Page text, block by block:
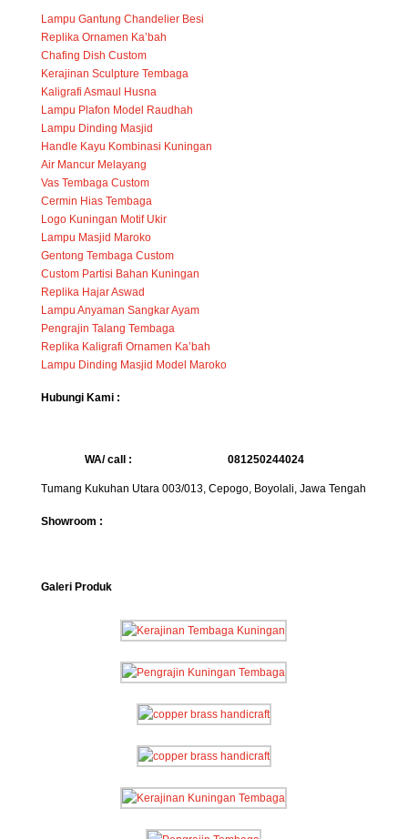
Lampu Gantung Chandelier Besi
Replika Ornamen Ka’bah
Chafing Dish Custom
Kerajinan Sculpture Tembaga
Kaligrafi Asmaul Husna
Lampu Plafon Model Raudhah
Lampu Dinding Masjid
Handle Kayu Kombinasi Kuningan
Air Mancur Melayang
Vas Tembaga Custom
Cermin Hias Tembaga
Logo Kuningan Motif Ukir
Lampu Masjid Maroko
Gentong Tembaga Custom
Custom Partisi Bahan Kuningan
Replika Hajar Aswad
Lampu Anyaman Sangkar Ayam
Pengrajin Talang Tembaga
Replika Kaligrafi Ornamen Ka’bah
Lampu Dinding Masjid Model Maroko
Hubungi Kami :
WA/ call : 081250244024
Tumang Kukuhan Utara 003/013, Cepogo, Boyolali, Jawa Tengah
Showroom :
Galeri Produk